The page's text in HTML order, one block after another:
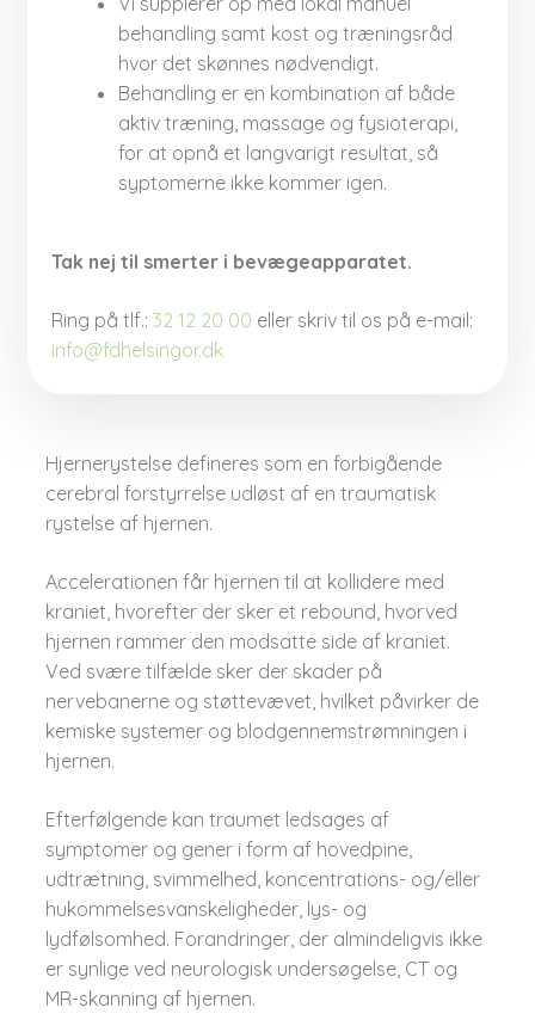
behandling samt kost og træningsråd
hvor det skønnes nødvendigt.​
Behandling er en kombination af både
aktiv træning, massage og fysioterapi,
for at opnå et langvarigt resultat, så
syptomerne ikke kommer igen.
Tak nej til smerter i bevægeapparatet.​
Ring på tlf.: 32 12 20 00​​ eller skriv til os på e-mail:
info@fdhelsingor.dk
Hjernerystelse defineres som en forbigående
cerebral forstyrrelse udløst af en traumatisk
rystelse af hjernen.
Accelerationen får hjernen til at kollidere med
kraniet, hvorefter der sker et rebound, hvorved
hjernen rammer den modsatte side af kraniet.
Ved svære tilfælde sker der skader på
nervebanerne og støttevævet, hvilket påvirker de
kemiske systemer og blodgennemstrømningen i
hjernen.
Efterfølgende kan traumet ledsages af
symptomer og gener i form af hovedpine,
udtrætning, svimmelhed, koncentrations- og/eller
hukommelsesvanskeligheder, lys- og
lydfølsomhed. Forandringer, der almindeligvis ikke
er synlige ved neurologisk undersøgelse, CT og
MR-skanning af hjernen.